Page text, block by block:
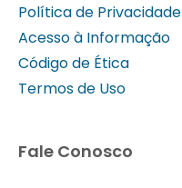
Política de Privacidade
Acesso à Informação
Código de Ética
Termos de Uso
Fale Conosco